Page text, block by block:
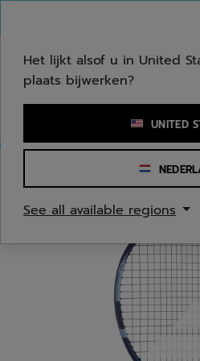
Een zoekwoord of een
Het lijkt alsof u in United
plaats bijwerken?
UNITED
See all available regions